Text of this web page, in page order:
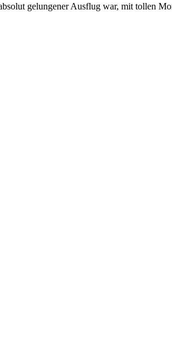
gelungener Ausflug war, mit tollen